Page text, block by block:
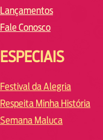
Lançamentos
Fale Conosco
ESPECIAIS
Festival da Alegria
Respeita Minha História
Semana Maluca